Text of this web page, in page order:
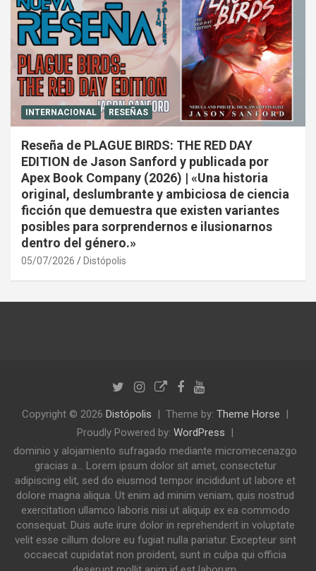
INTERNACIONAL RESEÑAS
Reseña de PLAGUE BIRDS: THE RED DAY
EDITION de Jason Sanford y publicada por
Apex Book Company (2026) | «Una historia
original, deslumbrante y ambiciosa de ciencia
ficción que demuestra que existen variantes
posibles para sorprendernos e ilusionarnos
dentro del género.»
05/07/2026 Distópolis
Copyright © 2026 Distópolis Theme by: Theme Horse
Proudly Powered by: WordPress
dominio y alojamiento sufragado mediante micromecenazgo
gracias a... Lorem ipsum dolor sit amet, consectetur
adipiscing elit, sed do eiusmod tempor incididunt ut labore et
dolore magna aliqua. Ut enim ad minim veniam, quis nostrud
exercitation ullamco laboris nisi ut aliquip ex ea commodo
consequat. Duis aute irure dolor in reprehenderit in voluptate
velit esse cillum dolore eu fugiat nulla pariatur. Excepteur sint
occaecat cupidatat non proident, sunt in culpa qui officia